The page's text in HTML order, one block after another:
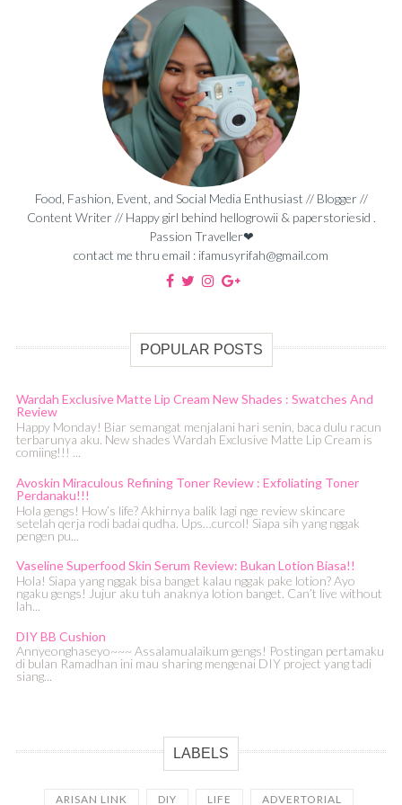
Food, Fashion, Event, and Social Media Enthusiast // Blogger //
Content Writer // Happy girl behind hellogrowii & paperstoriesid .
Passion Traveller❤
contact me thru email : ifamusyrifah@gmail.com
POPULAR POSTS
Wardah Exclusive Matte Lip Cream New Shades : Swatches And
Review
Happy Monday! Biar semangat menjalani hari senin, baca dulu racun
terbarunya aku. New shades Wardah Exclusive Matte Lip Cream is
comiing!!! ...
Avoskin Miraculous Refining Toner Review : Exfoliating Toner
Perdanaku!!!
Hola gengs! How’s life? Akhirnya balik lagi nge review skincare
setelah qerja rodi badai qudha. Ups…curcol! Siapa sih yang nggak
pengen pu...
Vaseline Superfood Skin Serum Review: Bukan Lotion Biasa!!
Hola! Siapa yang nggak bisa banget kalau nggak pake lotion? Ayo
ngaku gengs! Jujur aku tuh anaknya lotion banget. Can’t live without
lah...
DIY BB Cushion
Annyeonghaseyo~~~ Assalamualaikum gengs! Postingan pertamaku
di bulan Ramadhan ini mau sharing mengenai DIY project yang tadi
siang...
LABELS
ARISAN LINK DIY LIFE
ADVERTORIAL